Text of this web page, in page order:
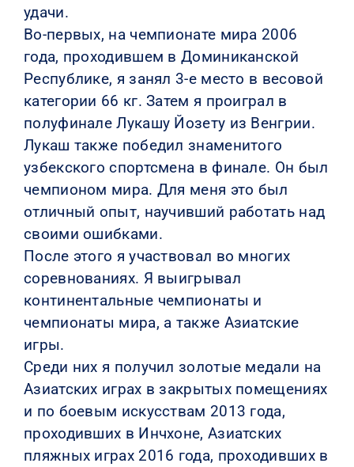
удачи.
Во-первых, на чемпионате мира 2006
года, проходившем в Доминиканской
Республике, я занял 3-е место в весовой
категории 66 кг. Затем я проиграл в
полуфинале Лукашу Йозету из Венгрии.
Лукаш также победил знаменитого
узбекского спортсмена в финале. Он был
чемпионом мира. Для меня это был
отличный опыт, научивший работать над
своими ошибками.
После этого я участвовал во многих
соревнованиях. Я выигрывал
континентальные чемпионаты и
чемпионаты мира, а также Азиатские
игры.
Среди них я получил золотые медали на
Азиатских играх в закрытых помещениях
и по боевым искусствам 2013 года,
проходивших в Инчхоне, Азиатских
пляжных играх 2016 года, проходивших в